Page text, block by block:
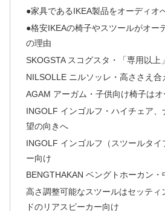
●家具であるIKEA製品をオーディオ
●格安IKEAの椅子やスツールがオー
の理由
SKOGSTA スコグスタ・「専用以上
NILSOLLE ニルソッレ・高ささえ
AGAM アーガム・子供向け椅子は
INGOLF インゴルフ・ハイチェア
望の向きへ
INGOLF インゴルフ（スツールタイ
ー向け
BENGTHAKAN ベングトホーカン
高さ調整可能なスツールはセッティ
ドのリアスピーカー向け